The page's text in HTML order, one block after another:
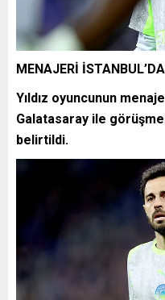
MENAJERİ İSTANBUL’DA
Yıldız oyuncunun
Galatasaray ile
belirtildi.